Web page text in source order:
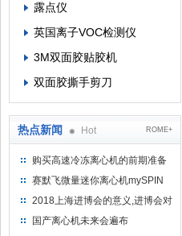
露点仪
英国离子VOC检测仪
3M双面胶贴胶机
双面胶撕手剪刀
热点新闻 Hot ROME+
购买高速冷冻离心机的前期准备
工作
赛默飞微量迷你离心机mySPIN
12
2018上海进博会的意义,进博会对
上海的影响有哪些？
国产离心机未来会遍布